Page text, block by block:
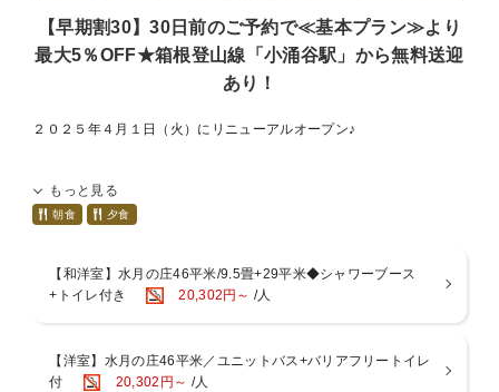
【早期割30】30日前のご予約で≪基本プラン≫より
最大5％OFF★箱根登山線「小涌谷駅」から無料送迎
あり！
２０２５年４月１日（火）にリニューアルオープン♪
【１】全客室がリニューアル！スマートＴＶの導入やベッドサイドに
ＵＳＢ電源ポート。
【２】温泉露天風呂付き客室が登場！大浴場に行かなくても箱根の源
泉をお愉しみいただけます♪
【４】食事処「つつじ亭」が全席ソファテーブル席に！着座するまで
も目で愉しめる水景を設えました♪
もっと見る
朝食 夕食
【和洋室】水月の庄46平米/9.5畳+29平米◆シャワーブース
+トイレ付き
20,302円～ /人
【洋室】水月の庄46平米／ユニットバス+バリアフリートイレ
付
20,302円～ /人